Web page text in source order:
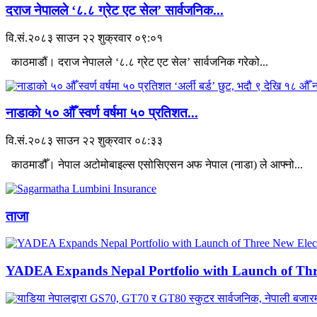
दराज नेपालले ‘८.८ ग्रेट एट सेल’ सार्वजनिक...
वि.सं.२०८३ साउन २२ शुक्रवार ०९:०१
काठमाडौं। दराज नेपालले ‘८.८ ग्रेट एट सेल’ सार्वजनिक गरेको...
नाडाको ५० औँ स्वर्ण वर्षमा ५० प्रतिशत...
वि.सं.२०८३ साउन २२ शुक्रवार ०८:३३
काठमाडौँ। नेपाल अटोमोबाइल्स एसोसिएसन अफ नेपाल (नाडा) ले आफ्नो...
ताजा
YADEA Expands Nepal Portfolio with Launch of